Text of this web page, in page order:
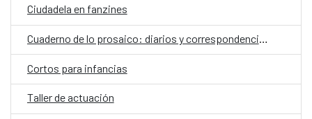
Ciudadela en fanzines
Cuaderno de lo prosaico: diarios y correspondencias
Cortos para infancias
Taller de actuación